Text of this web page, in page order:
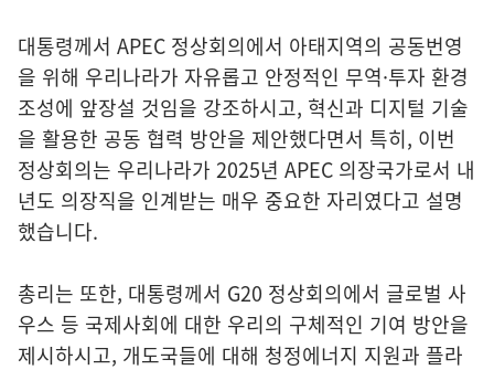
대통령께서 APEC 정상회의에서 아태지역의 공동번영
을 위해 우리나라가 자유롭고 안정적인 무역·투자 환경
조성에 앞장설 것임을 강조하시고, 혁신과 디지털 기술
을 활용한 공동 협력 방안을 제안했다면서 특히, 이번
정상회의는 우리나라가 2025년 APEC 의장국가로서 내
년도 의장직을 인계받는 매우 중요한 자리였다고 설명
했습니다.
총리는 또한, 대통령께서 G20 정상회의에서 글로벌 사
우스 등 국제사회에 대한 우리의 구체적인 기여 방안을
제시하시고, 개도국들에 대해 청정에너지 지원과 플라